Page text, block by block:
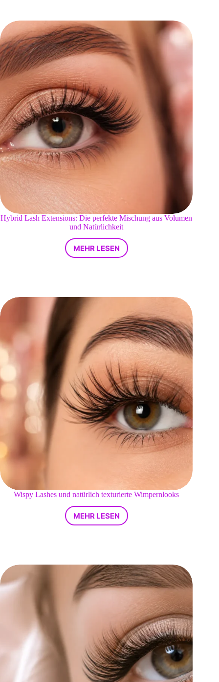
Hybrid Lash Extensions: Die perfekte Mischung aus Volumen
und Natürlichkeit
MEHR LESEN
Wispy Lashes und natürlich texturierte Wimpernlooks
MEHR LESEN